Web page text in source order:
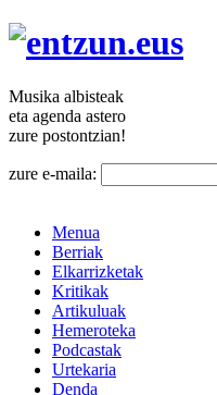
Musika albisteak
eta agenda astero
zure postontzian!
zure e-maila:
Menua
Berriak
Elkarrizketak
Kritikak
Artikuluak
Hemeroteka
Podcastak
Urtekaria
Denda